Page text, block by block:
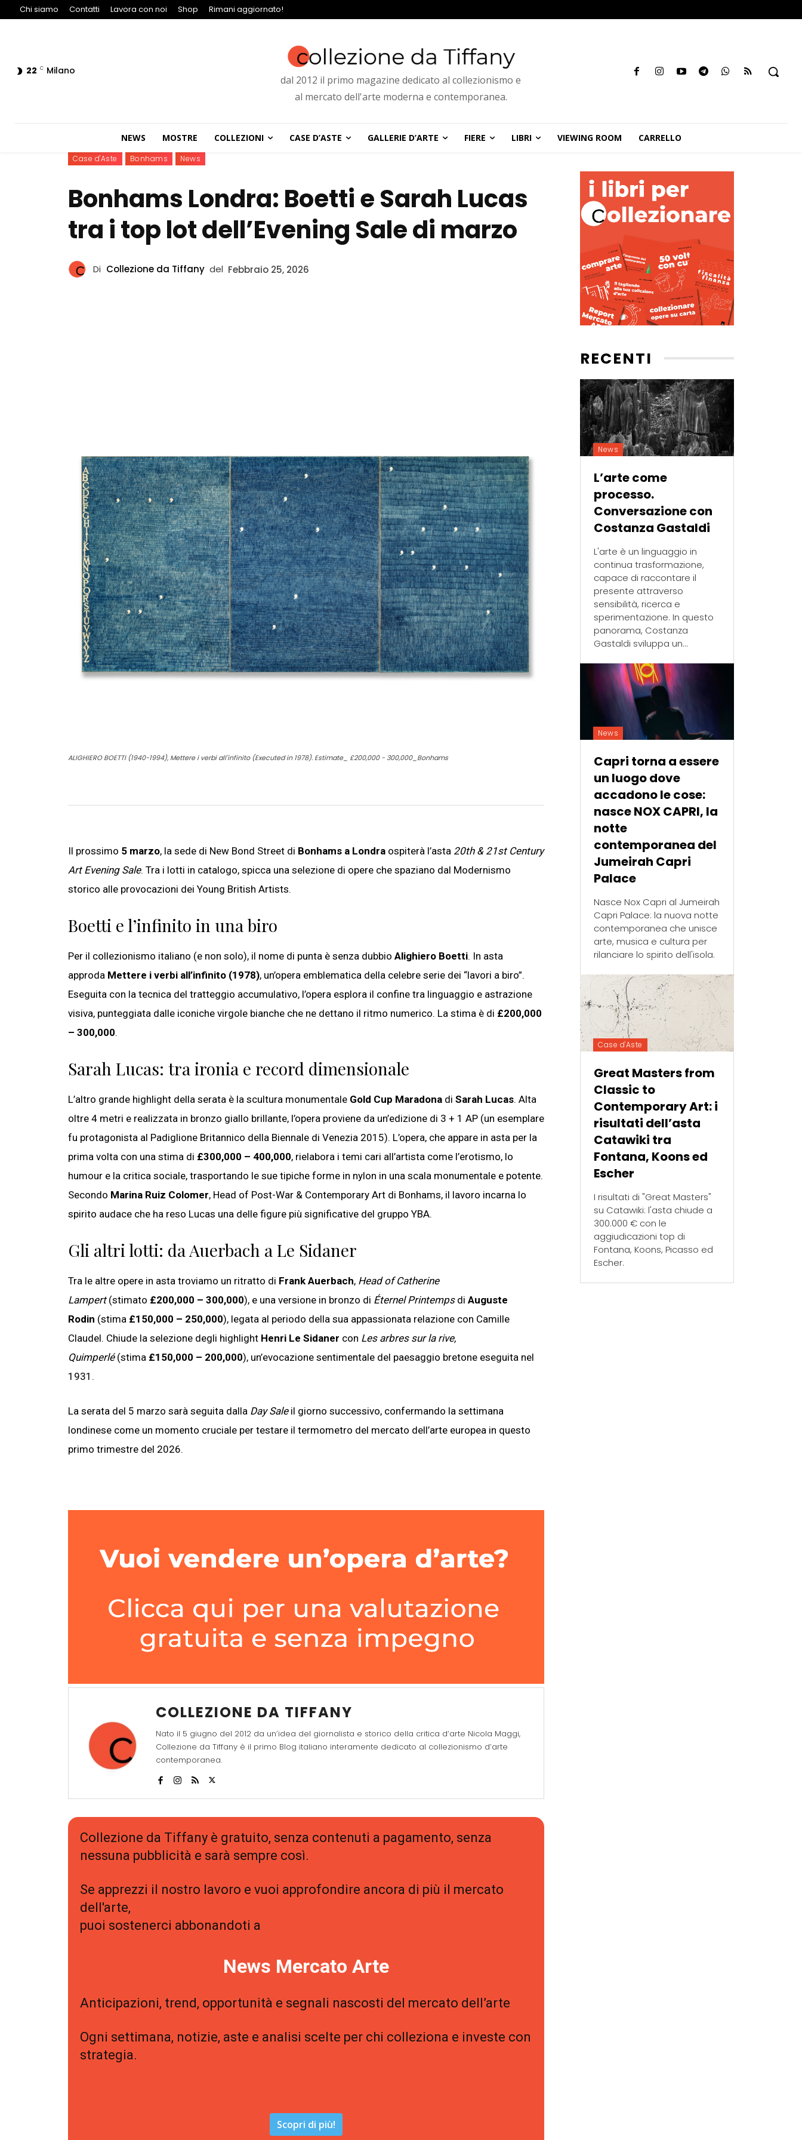
Chi siamo Contatti Lavora con noi Shop Rimani aggiornato!
22 C Milano
dal 2012 il primo magazine dedicato al collezionismo e
al mercato dell'arte moderna e contemporanea.
NEWS MOSTRE COLLEZIONI CASE D’ASTE GALLERIE D’ARTE FIERE LIBRI VIEWING ROOM CARRELLO
Case d'Aste Bonhams News
Bonhams Londra: Boetti e Sarah Lucas
tra i top lot dell’Evening Sale di marzo
Di Collezione da Tiffany del Febbraio 25, 2026
ALIGHIERO BOETTI (1940-1994), Mettere i verbi all'infinito (Executed in 1978). Estimate_ £200,000 - 300,000_Bonhams
Il prossimo 5 marzo, la sede di New Bond Street di Bonhams a Londra ospiterà l’asta 20th & 21st Century
Art Evening Sale. Tra i lotti in catalogo, spicca una selezione di opere che spaziano dal Modernismo
storico alle provocazioni dei Young British Artists.
Boetti e l’infinito in una biro
Per il collezionismo italiano (e non solo), il nome di punta è senza dubbio Alighiero Boetti. In asta
approda Mettere i verbi all’infinito (1978), un’opera emblematica della celebre serie dei “lavori a biro”.
Eseguita con la tecnica del tratteggio accumulativo, l’opera esplora il confine tra linguaggio e astrazione
visiva, punteggiata dalle iconiche virgole bianche che ne dettano il ritmo numerico. La stima è di £200,000
– 300,000.
Sarah Lucas: tra ironia e record dimensionale
L’altro grande highlight della serata è la scultura monumentale Gold Cup Maradona di Sarah Lucas. Alta
oltre 4 metri e realizzata in bronzo giallo brillante, l’opera proviene da un’edizione di 3 + 1 AP (un esemplare
fu protagonista al Padiglione Britannico della Biennale di Venezia 2015). L’opera, che appare in asta per la
prima volta con una stima di £300,000 – 400,000, rielabora i temi cari all’artista come l’erotismo, lo
humour e la critica sociale, trasportando le sue tipiche forme in nylon in una scala monumentale e potente.
Secondo Marina Ruiz Colomer, Head of Post-War & Contemporary Art di Bonhams, il lavoro incarna lo
spirito audace che ha reso Lucas una delle figure più significative del gruppo YBA.
Gli altri lotti: da Auerbach a Le Sidaner
Tra le altre opere in asta troviamo un ritratto di Frank Auerbach, Head of Catherine
Lampert(stimato £200,000 – 300,000), e una versione in bronzo di Éternel Printempsdi Auguste
Rodin (stima £150,000 – 250,000), legata al periodo della sua appassionata relazione con Camille
Claudel. Chiude la selezione degli highlight Henri Le Sidaner con Les arbres sur la rive,
Quimperlé(stima £150,000 – 200,000), un’evocazione sentimentale del paesaggio bretone eseguita nel
1931.
La serata del 5 marzo sarà seguita dalla Day Saleil giorno successivo, confermando la settimana
londinese come un momento cruciale per testare il termometro del mercato dell’arte europea in questo
primo trimestre del 2026.
COLLEZIONE DA TIFFANY
Nato il 5 giugno del 2012 da un’idea del giornalista e storico della critica d’arte Nicola Maggi,
Collezione da Tiffany è il primo Blog italiano interamente dedicato al collezionismo d’arte
contemporanea.
Collezione da Tiffany è gratuito, senza contenuti a pagamento, senza
nessuna pubblicità e sarà sempre così.
Se apprezzi il nostro lavoro e vuoi approfondire ancora di più il mercato
dell'arte,
puoi sostenerci abbonandoti a
News Mercato Arte
Anticipazioni, trend, opportunità e segnali nascosti del mercato dell’arte
Ogni settimana, notizie, aste e analisi scelte per chi colleziona e investe con
strategia.
Scopri di più!
RECENTI
News
L’arte come
processo.
Conversazione con
Costanza Gastaldi
L'arte è un linguaggio in
continua trasformazione,
capace di raccontare il
presente attraverso
sensibilità, ricerca e
sperimentazione. In questo
panorama, Costanza
Gastaldi sviluppa un...
News
Capri torna a essere
un luogo dove
accadono le cose:
nasce NOX CAPRI, la
notte
contemporanea del
Jumeirah Capri
Palace
Nasce Nox Capri al Jumeirah
Capri Palace: la nuova notte
contemporanea che unisce
arte, musica e cultura per
rilanciare lo spirito dell'isola.
Case d'Aste
Great Masters from
Classic to
Contemporary Art: i
risultati dell’asta
Catawiki tra
Fontana, Koons ed
Escher
I risultati di "Great Masters"
su Catawiki: l'asta chiude a
300.000 € con le
aggiudicazioni top di
Fontana, Koons, Picasso ed
Escher.